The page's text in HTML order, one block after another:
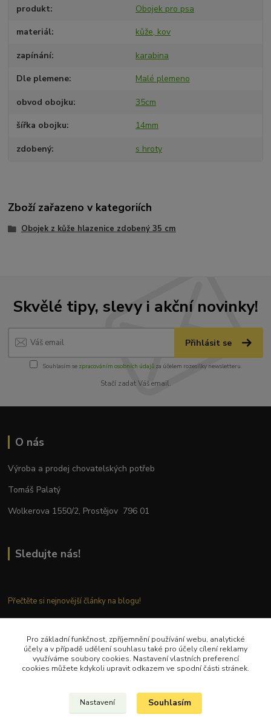
produkt Obojek pro psa
materiál kůže, kov
zapínání karabina
Dle plemene Malé plemeno
obvod obojku 35cm
šířka obojku 14mm
zdobený s hroty
Zboží zařazeno v kategoriích
Obojek z kůže hlazenice zdobený 35 cm
Skvělé tipy, slevy i akční novinky!
Přihlásit se
Souhlasím se zpracováním osobních údajůza účelem rozesílky newsletteru.
Stačí zadat Váš email.
O nás
Výroba a prodej chovatelských potřeb
Tomáš Palatý
Wolkerova 1550/2, Prostějov 796 01
Sledujte nás!
Přečtěte si nejnovější články na blogu!
Kontaktujte nás
Tel.: + 420 777 282 683
Pro základní funkčnost, zpříjemnění používání webu, analytické
účely a v případě udělení souhlasu také pro účely cílení reklamy
využíváme soubory cookies. Nastavení vlastních preferencí
cookies můžete kdykoli upravit odkazem ve spodní části stránek.
Nastavení Souhlasím